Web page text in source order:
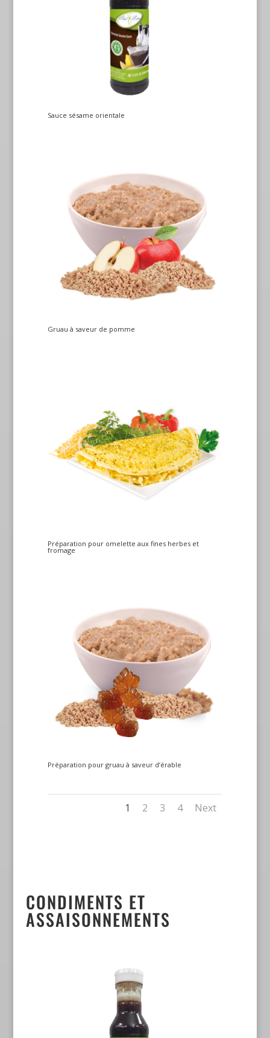
Sauce sésame orientale
Gruau à saveur de pomme
Préparation pour omelette aux fines herbes et
fromage
Préparation pour gruau à saveur d’érable
1 2 3 4 Next
CONDIMENTS ET
ASSAISONNEMENTS